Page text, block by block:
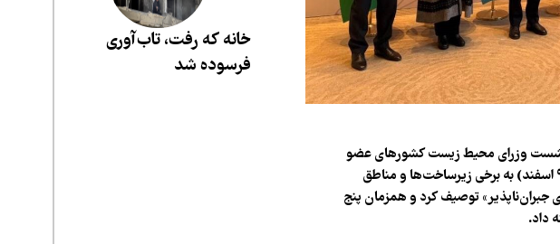
وزرای محیط زیست کشورهای عضو
سازمان همکاری اقتصادی (اکو) با محکوم کردن حملات ۲۸ فوریه (۹ اسفند) به برخی زیرساخت‌ها و مناطق
توصیف کرد و همزمان پنج
داد.
خانه که رفت، تاب‌آوری
فرسوده شد